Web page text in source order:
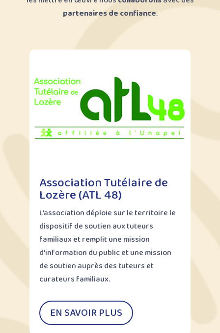
partenaires de confiance.
Association Tutélaire de
Lozère (ATL 48)
L’association déploie sur le territoire le
dispositif de soutien aux tuteurs
familiaux et remplit une mission
d’information du public et une mission
de soutien auprès des tuteurs et
curateurs familiaux.
EN SAVOIR PLUS